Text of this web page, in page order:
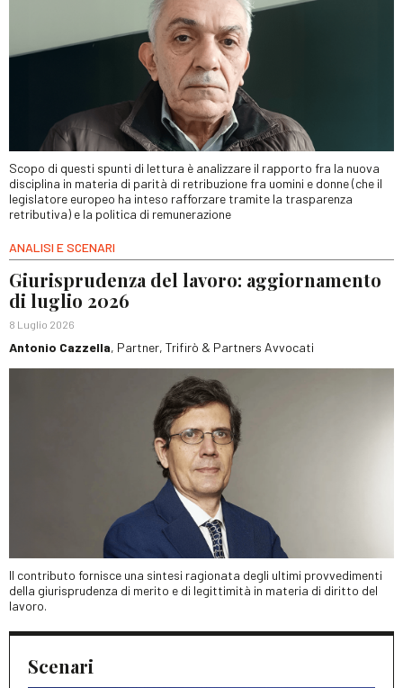
Scopo di questi spunti di lettura è analizzare il rapporto fra la nuova
disciplina in materia di parità di retribuzione fra uomini e donne (che il
legislatore europeo ha inteso rafforzare tramite la trasparenza
retributiva) e la politica di remunerazione
ANALISI E SCENARI
Giurisprudenza del lavoro: aggiornamento
di luglio 2026
8 Luglio 2026
Antonio Cazzella, Partner, Trifirò & Partners Avvocati
Il contributo fornisce una sintesi ragionata degli ultimi provvedimenti
della giurisprudenza di merito e di legittimità in materia di diritto del
lavoro.
Scenari